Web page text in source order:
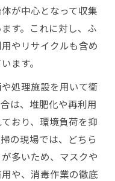
が中心となって収集
す。これに対し、ふ
やリサイクルも含め
ます。
処理施設を用いて衛
は、堆肥化や再利用
おり、環境負荷を抑
の現場では、どちら
多いため、マスクや
や、消毒作業の徹底